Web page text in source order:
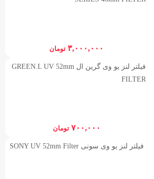
۳,۰۰۰,۰۰۰ تومان
فیلتر لنز یو وی گرین ال GREEN.L UV 52mm
FILTER
۷۰۰,۰۰۰ تومان
فیلتر لنز یو وی سونی SONY UV 52mm Filter